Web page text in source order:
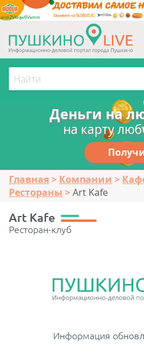
erid:2Vtzqw6Vsmm
Деньги на
на карту
Главная Компании
Рестораны
Art Kafe
Art Kafe
Ресторан-клуб
Информация